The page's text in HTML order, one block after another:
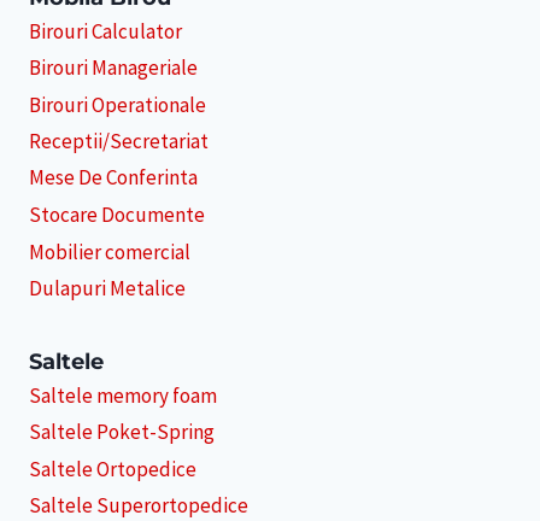
Birouri Calculator
Birouri Manageriale
Birouri Operationale
Receptii/Secretariat
Mese De Conferinta
Stocare Documente
Mobilier comercial
Dulapuri Metalice
Saltele
Saltele memory foam
Saltele Poket-Spring
Saltele Ortopedice
Saltele Superortopedice